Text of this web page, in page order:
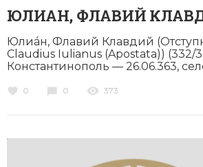
ЮЛИАН, ФЛАВИЙ
Юлиáн, Флавий Клавдий
Claudius Iulianus (Apostata)) (332/
Константинополь — 26.06.363,
0 0 373